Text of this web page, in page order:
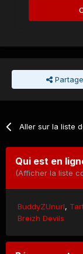
Aller sur la liste
Qui est en
(Afficher la liste
BuddyZUnurl
Breizh Devils